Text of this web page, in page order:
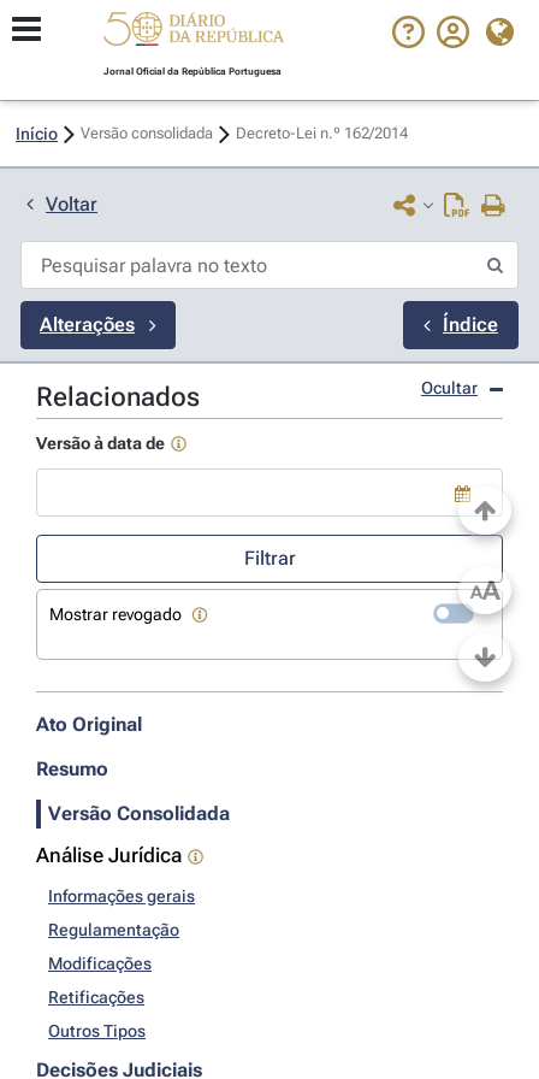
Jornal Oficial da República Portuguesa
Início Versão consolidada Decreto-Lei n.º 162/2014
Voltar
Alterações Índice
Relacionados Ocultar
Versão à data de
Use a tecla de seta para baixo para abrir o calendário; Use as
Filtrar
Mostrar revogado
Ato Original
Resumo
Versão Consolidada
Análise Jurídica
Informações gerais
Regulamentação
Modificações
Retificações
Outros Tipos
Decisões Judiciais
AA